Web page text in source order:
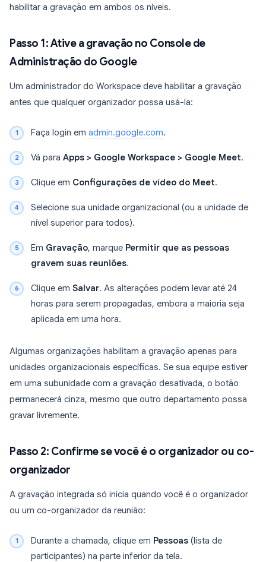
habilitar a gravação em ambos os níveis.
Passo 1: Ative a gravação no Console de
Administração do Google
Um administrador do Workspace deve habilitar a gravação
antes que qualquer organizador possa usá-la:
Faça login em admin.google.com.
Vá para Apps > Google Workspace > Google Meet.
Clique em Configurações de vídeo do Meet.
Selecione sua unidade organizacional (ou a unidade de
nível superior para todos).
Em Gravação, marque Permitir que as pessoas
gravem suas reuniões.
Clique em Salvar. As alterações podem levar até 24
horas para serem propagadas, embora a maioria seja
aplicada em uma hora.
Algumas organizações habilitam a gravação apenas para
unidades organizacionais específicas. Se sua equipe estiver
em uma subunidade com a gravação desativada, o botão
permanecerá cinza, mesmo que outro departamento possa
gravar livremente.
Passo 2: Confirme se você é o organizador ou co-
organizador
A gravação integrada só inicia quando você é o organizador
ou um co-organizador da reunião:
Durante a chamada, clique em Pessoas (lista de
participantes) na parte inferior da tela.